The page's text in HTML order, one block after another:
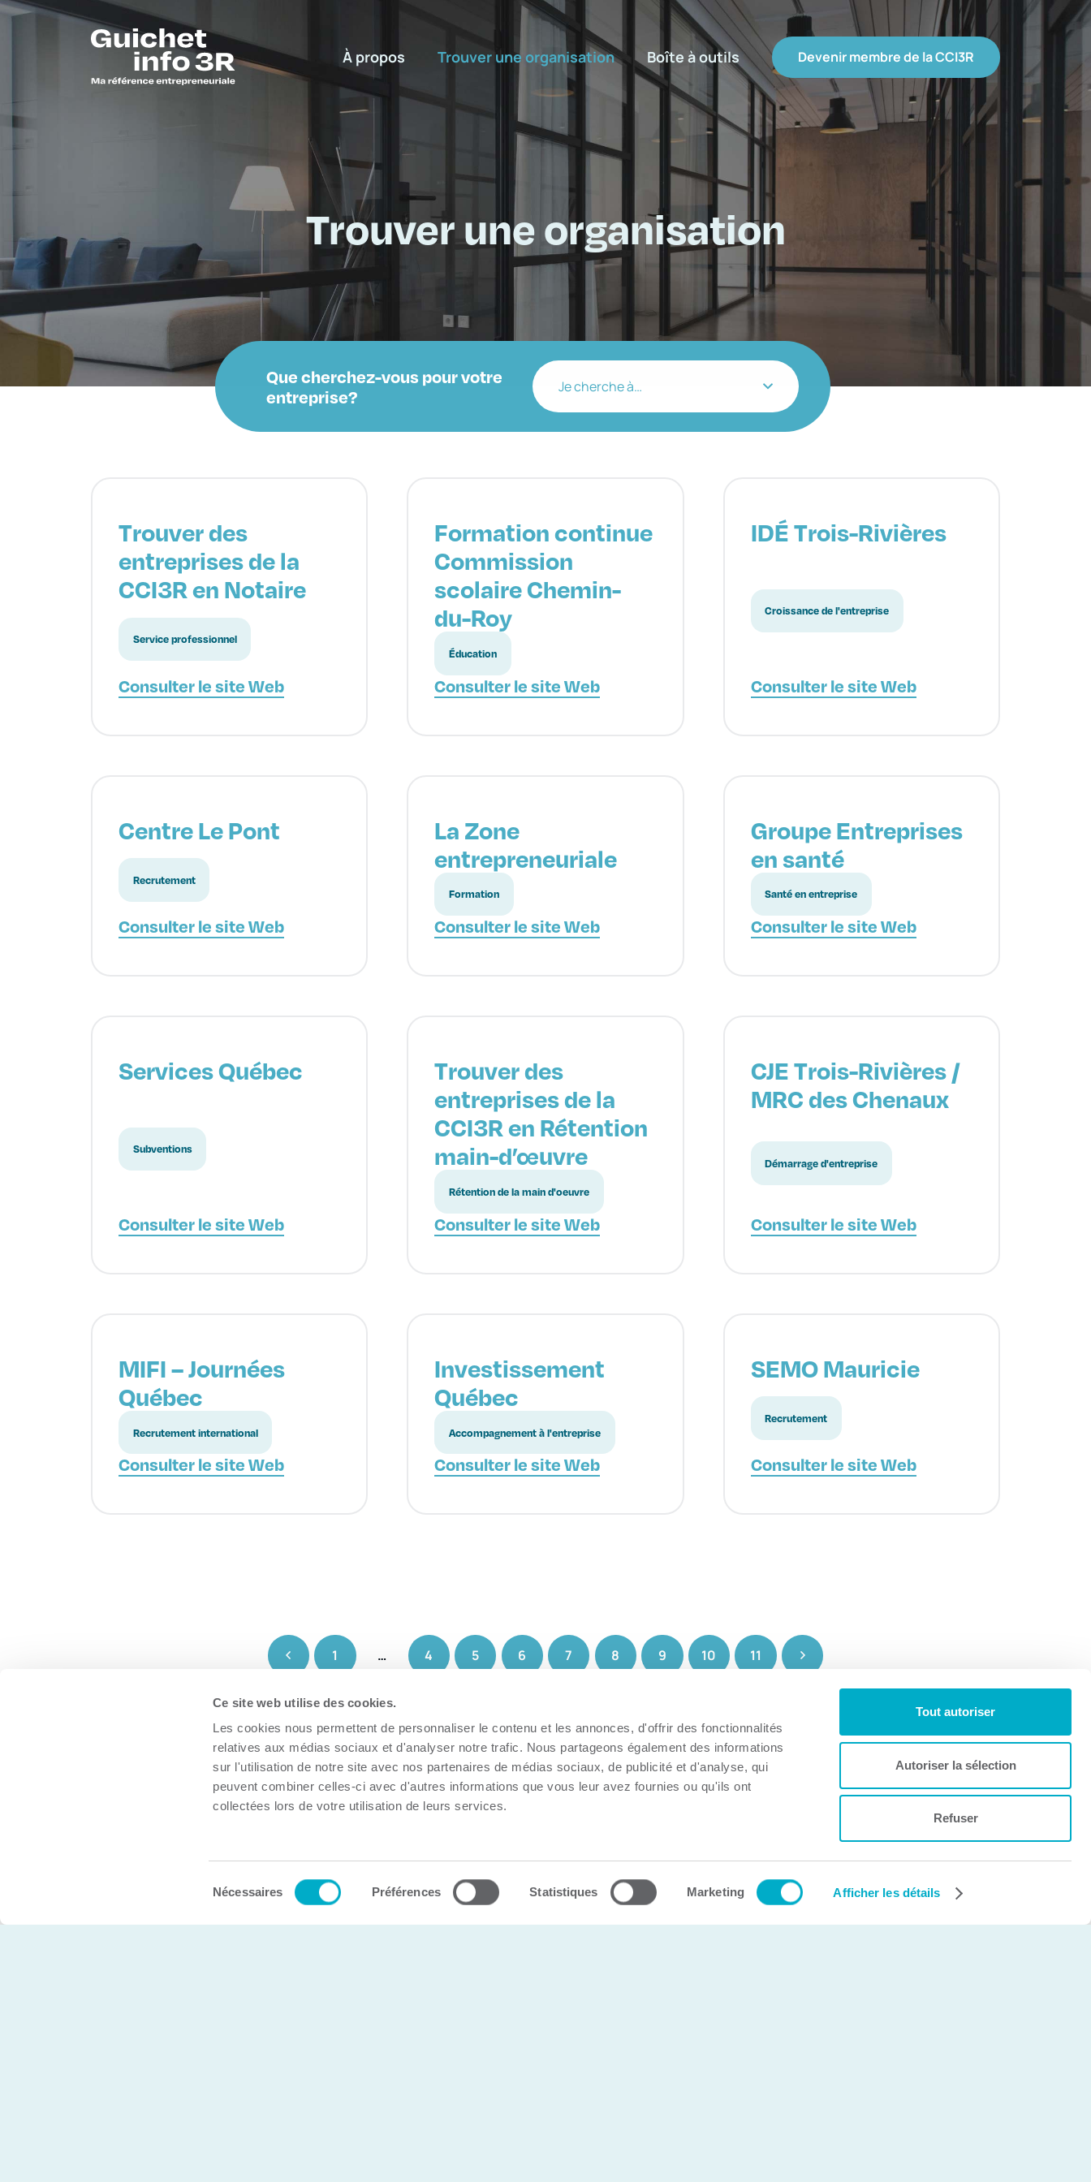
Ce site web utilise des cookies.
Les cookies nous permettent de personnaliser le contenu et les annonces, d'offrir des fonctionnalités
relatives aux médias sociaux et d'analyser notre trafic. Nous partageons également des informations
sur l'utilisation de notre site avec nos partenaires de médias sociaux, de publicité et d'analyse, qui
peuvent combiner celles-ci avec d'autres informations que vous leur avez fournies ou qu'ils ont
collectées lors de votre utilisation de leurs services.
Nécessaires Préférences Statistiques Marketing Afficher les détails
Tout autoriser
Autoriser la sélection
Refuser
À propos Trouver une organisation Boîte à outils Devenir membre de la CCI3R
Trouver une organisation
Que cherchez-vous pour votre
entreprise?
Je cherche à…
Trouver des
entreprises de la
CCI3R en Notaire
Service professionnel
Consulter le site Web
Formation continue
Commission
scolaire Chemin-
du-Roy
Éducation
Consulter le site Web
IDÉ Trois-Rivières
Croissance de l'entreprise
Consulter le site Web
Centre Le Pont
Recrutement
Consulter le site Web
La Zone
entrepreneuriale
Formation
Consulter le site Web
Groupe Entreprises
en santé
Santé en entreprise
Consulter le site Web
Services Québec
Subventions
Consulter le site Web
Trouver des
entreprises de la
CCI3R en Rétention
main-d’œuvre
Rétention de la main d'oeuvre
Consulter le site Web
CJE Trois-Rivières /
MRC des Chenaux
Démarrage d'entreprise
Consulter le site Web
MIFI – Journées
Québec
Recrutement international
Consulter le site Web
Investissement
Québec
Accompagnement à l'entreprise
Consulter le site Web
SEMO Mauricie
Recrutement
Consulter le site Web
1 … 4 5 6 7 8 9 10 11
Trouver une organisation
Inscrire mon organisation
© Chambre de commerce et d’industries de Trois-Rivières |Politique de confidentialité Création et développement Web cinetic.ca